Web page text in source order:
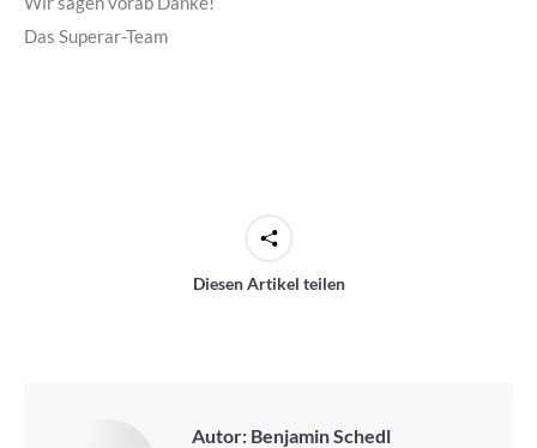
Das Superar-Team
Diesen Artikel teilen
Autor: Benjamin Schedl